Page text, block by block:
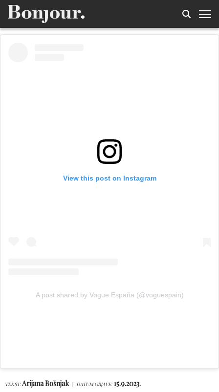
View this post on Instagram
A post shared by Vogue España (@voguespain)
TEKST:Arijana Bošnjak DATUM OBJAVE: 15.9.2023.